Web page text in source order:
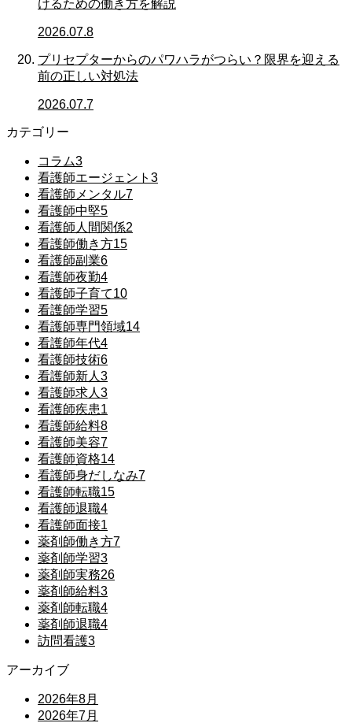
けるための働き方を解説
2026.07.8
プリセプターからのパワハラがつらい？限界を迎える
前の正しい対処法
2026.07.7
カテゴリー
コラム3
看護師エージェント 3
看護師メンタル7
看護師中堅5
看護師人間関係2
看護師働き方15
看護師副業6
看護師夜勤4
看護師子育て10
看護師学習5
看護師専門領域14
看護師年代4
看護師技術6
看護師新人 3
看護師求人 3
看護師疾患1
看護師給料8
看護師美容7
看護師資格14
看護師身だしなみ7
看護師転職15
看護師退職4
看護師面接1
薬剤師働き方7
薬剤師学習3
薬剤師実務26
薬剤師給料3
薬剤師転職4
薬剤師退職4
訪問看護3
アーカイブ
2026年8月
2026年7月